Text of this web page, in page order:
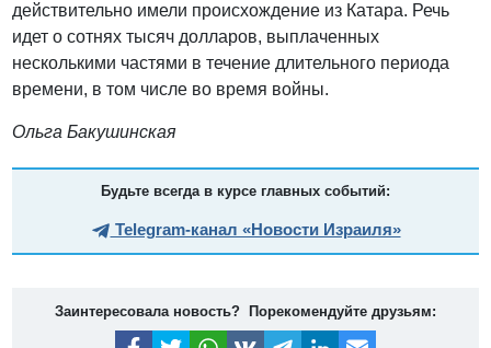
действительно имели происхождение из Катара. Речь
идет о сотнях тысяч долларов, выплаченных
несколькими частями в течение длительного периода
времени, в том числе во время войны.
Ольга Бакушинская
Будьте всегда в курсе главных событий:
Telegram-канал «Новости Израиля»
Заинтересовала новость? Порекомендуйте друзьям: